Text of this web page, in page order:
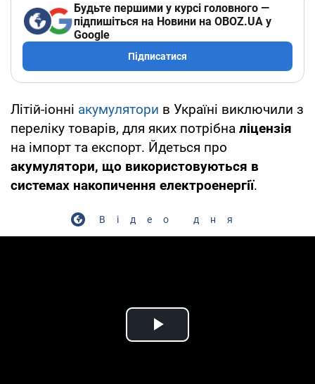
Будьте першими у курсі головного —
підпишіться на Новини на OBOZ.UA у
Google
Підписатися
Літій-іонні акумулятори в Україні виключили з
переліку товарів, для яких потрібна ліцензія
на імпорт та експорт. Йдеться про
акумулятори, що використовуються в
системах накопичення електроенергії.
Відео дня
Play Video